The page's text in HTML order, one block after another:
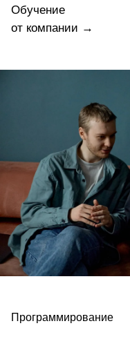
Обучение
от компании →
Программирование